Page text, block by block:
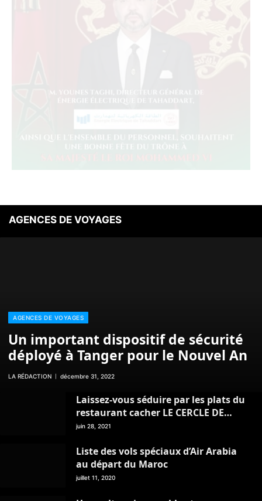
AGENCES DE VOYAGES
AGENCES DE VOYAGES
Un important dispositif de sécurité
déployé à Tanger pour le Nouvel An
LA RÉDACTION décembre 31, 2022
Laissez-vous séduire par les plats du
restaurant cacher LE CERCLE DE
TANGER
juin 28, 2021
Liste des vols spéciaux d’Air Arabia
au départ du Maroc
juillet 11, 2020